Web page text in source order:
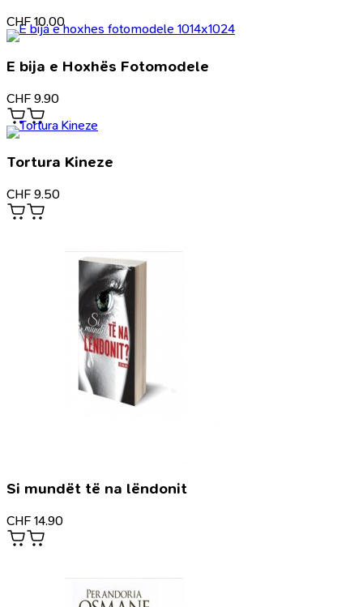
CHF10.00
E bija e Hoxhës Fotomodele
CHF 9.90
Tortura Kineze
CHF 9.50
Si mundët të na lëndonit
CHF 14.90